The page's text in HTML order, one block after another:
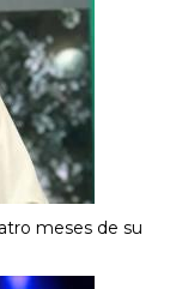
meses de su